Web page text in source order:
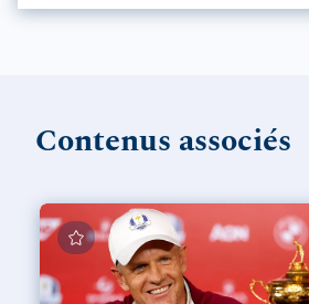
Contenus associés